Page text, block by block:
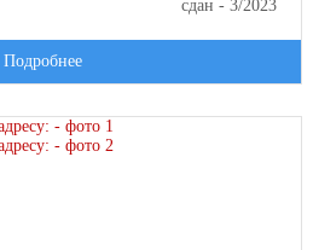
сдан - 3/2023
Подробнее